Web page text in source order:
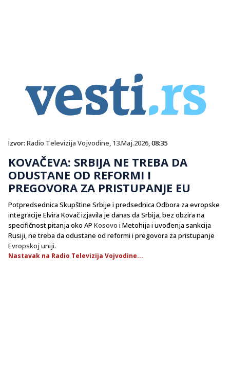
Izvor: Radio Televizija Vojvodine, 13.Maj.2026, 08:35
KOVAČEVA: SRBIJA NE TREBA DA
ODUSTANE OD REFORMI I
PREGOVORA ZA PRISTUPANJE EU
Potpredsednica Skupštine Srbije i predsednica Odbora za evropske
integracije Elvira Kovač izjavila je danas da Srbija, bez obzira na
specifičnost pitanja oko AP Kosovo i Metohija i uvođenja sankcija
Rusiji, ne treba da odustane od reformi i pregovora za pristupanje
Evropskoj uniji.
Nastavak na Radio Televizija Vojvodine...